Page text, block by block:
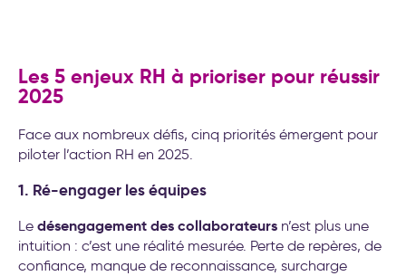
Les 5 enjeux RH à prioriser pour réussir
2025
Face aux nombreux défis, cinq priorités émergent pour
piloter l’action RH en 2025.
1. Ré-engager les équipes
Le désengagement des collaborateurs n’est plus une
intuition : c’est une réalité mesurée. Perte de repères, de
confiance, manque de reconnaissance, surcharge